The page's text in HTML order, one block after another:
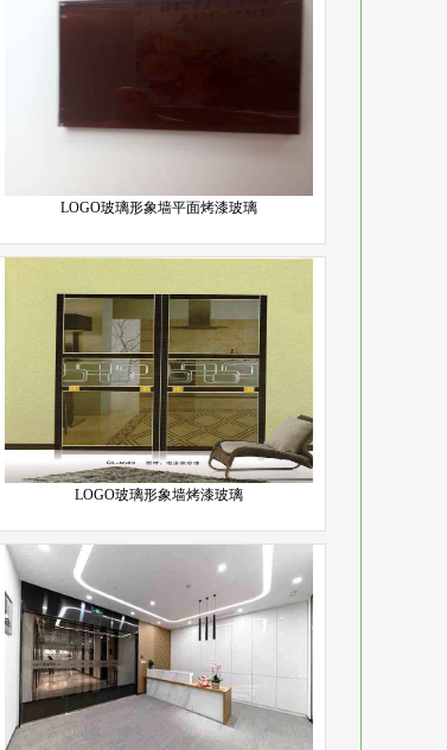
LOGO玻璃形象墙平面烤漆玻璃
LOGO玻璃形象墙烤漆玻璃